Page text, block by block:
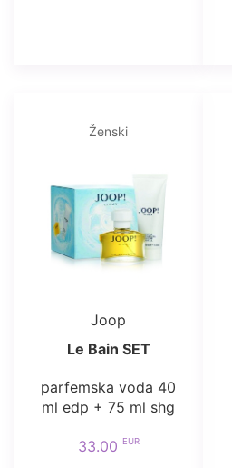
Ženski
Joop
Le Bain SET
parfemska voda 40
ml edp + 75 ml shg
33.00 EUR